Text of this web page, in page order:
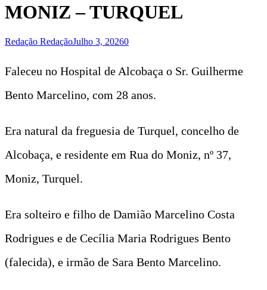
MONIZ – TURQUEL
Redação RedaçãoJulho 3, 20260
Faleceu no Hospital de Alcobaça o Sr. Guilherme
Bento Marcelino, com 28 anos.
Era natural da freguesia de Turquel, concelho de
Alcobaça, e residente em Rua do Moniz, nº 37,
Moniz, Turquel.
Era solteiro e filho de Damião Marcelino Costa
Rodrigues e de Cecília Maria Rodrigues Bento
(falecida), e irmão de Sara Bento Marcelino.